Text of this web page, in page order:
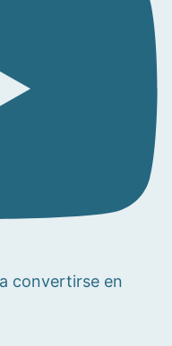
convertirse en